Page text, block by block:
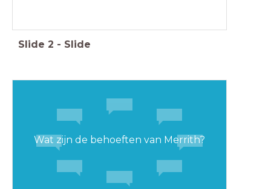
Slide 2 - Slide
Wat zijn de behoeften van Merrith?